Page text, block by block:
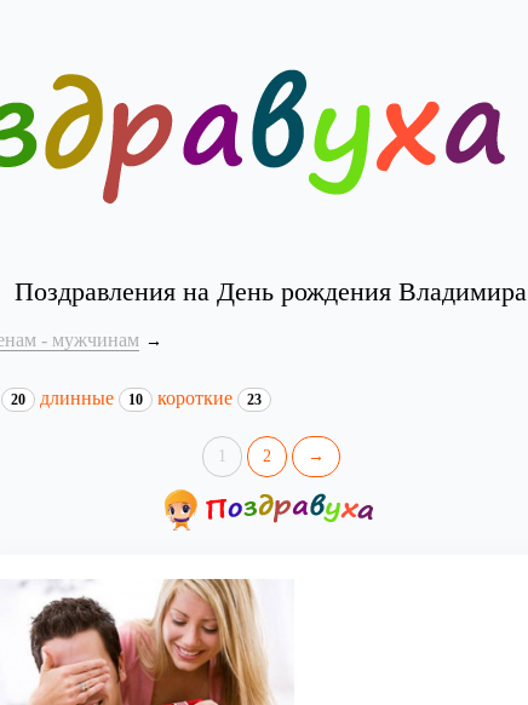
Поздравления на День рождения Владимира
- мужчинам
20 длинные 10 короткие 23
1 2 →